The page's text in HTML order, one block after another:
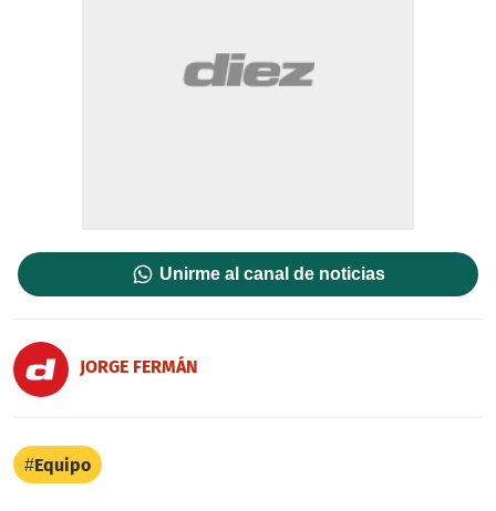
Unirme al canal de noticias
JORGE FERMÁN
Equipo